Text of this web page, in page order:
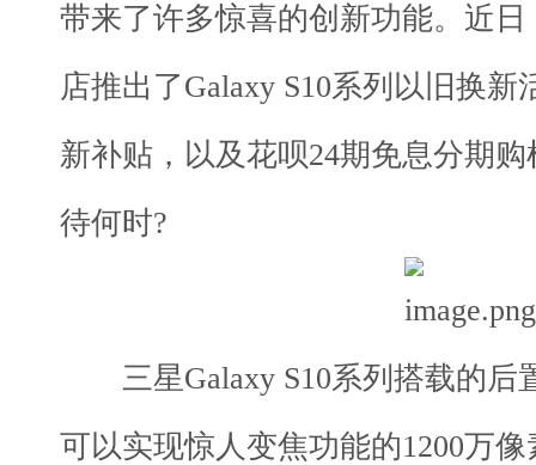
带来了许多惊喜的创新功能。近
店推出了Galaxy S10系列以旧换
新补贴，以及花呗24期免息分期
待何时?
三星Galaxy S10系列搭载的后
可以实现惊人变焦功能的1200万